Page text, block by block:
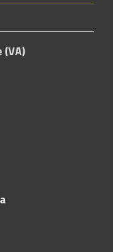
(VA)